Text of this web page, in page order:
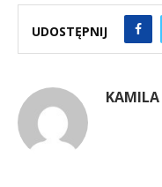
UDOSTĘPNIJ
KAMILA